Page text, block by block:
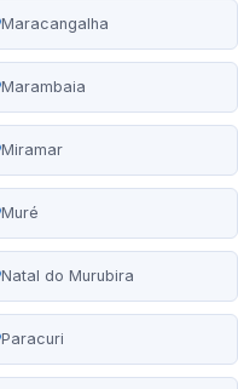
Maracangalha
Marambaia
Miramar
Muré
Natal do Murubira
Paracuri